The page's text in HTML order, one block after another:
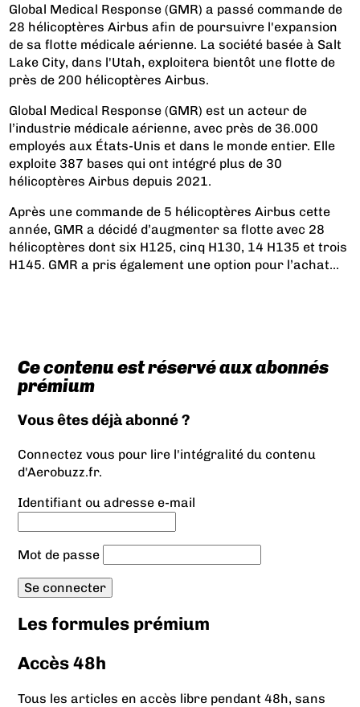
Global Medical Response (GMR) a passé commande de
28 hélicoptères Airbus afin de poursuivre l'expansion
de sa flotte médicale aérienne. La société basée à Salt
Lake City, dans l'Utah, exploitera bientôt une flotte de
près de 200 hélicoptères Airbus.
Global Medical Response (GMR) est un acteur de
l’industrie médicale aérienne, avec près de 36.000
employés aux États-Unis et dans le monde entier. Elle
exploite 387 bases qui ont intégré plus de 30
hélicoptères Airbus depuis 2021.
Après une commande de 5 hélicoptères Airbus cette
année, GMR a décidé d’augmenter sa flotte avec 28
hélicoptères dont six H125, cinq H130, 14 H135 et trois
H145. GMR a pris également une option pour l’achat...
Ce contenu est réservé aux abonnés
prémium
Vous êtes déjà abonné ?
Connectez vous pour lire l'intégralité du contenu
d'Aerobuzz.fr.
Identifiant ou adresse e-mail
Mot de passe
Les formules prémium
Accès 48h
Tous les articles en accès libre pendant 48h, sans